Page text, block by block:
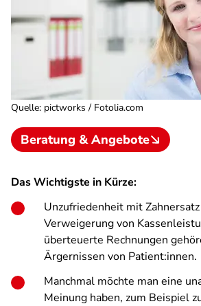
Quelle: pictworks / Fotolia.com
Beratung & Angebote
Das Wichtigste in Kürze:
Unzufriedenheit mit
Verweigerung von
überteuerte Rechnungen
Ärgernissen von Patient:innen.
Manchmal möchte man eine
Meinung haben, zum Beispiel